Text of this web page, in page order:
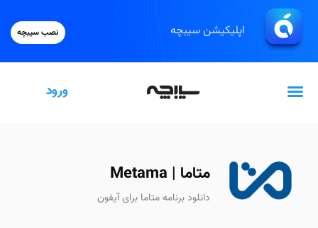
نصب سیبچه اپلیکیشن سیبچه
ورود
متاما | Metama
دانلود برنامه متاما برای آیفون